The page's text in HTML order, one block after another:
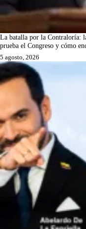
La batalla por la Contraloría:
prueba el Congreso y cómo
5 agosto, 2026